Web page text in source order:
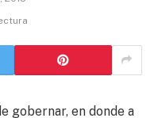
gobernar, en donde a